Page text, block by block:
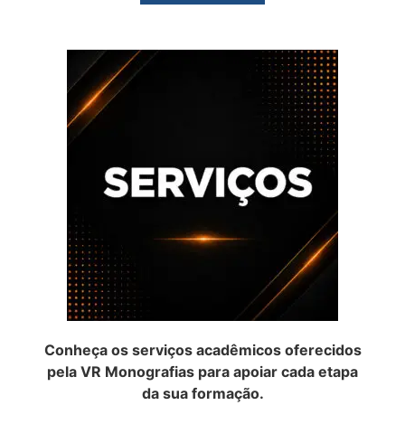
Conheça os serviços acadêmicos oferecidos
pela VR Monografias para apoiar cada etapa
da sua formação.